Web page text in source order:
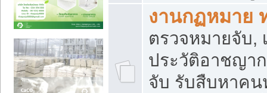
งานกฏหมาย
ตรวจหมายจับ,
ประวัติอาชญา
จับ รับสืบหาคน